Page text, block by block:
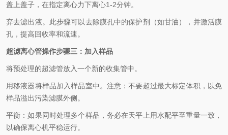
盖上盖子，在指定离心力下离心1-2分钟。
弃去滤出液。此步骤可以去除膜孔中的保护剂（如甘油），并激活膜
孔，提高回收率和流速。
超滤离心管操作步骤三 ： 加入样品
将预处理的超滤管放入一个新的收集管中。
用移液器将样品加入样品室中。注意：不要超过最大标定体积，以免
样品溢出污染滤膜外侧。
平衡：如果同时处理多个样品，务必在天平上用水配平至重量一致，
以确保离心机平稳运行。